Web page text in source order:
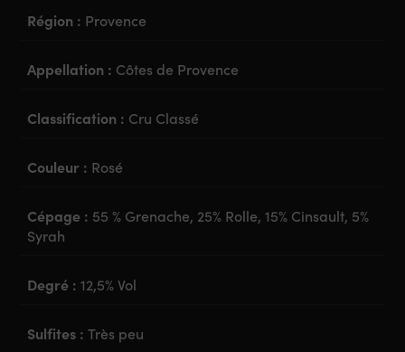
Région : Provence
Appellation : Côtes de Provence
Classification : Cru Classé
Couleur : Rosé
Cépage : 55 % Grenache, 25% Rolle, 15% Cinsault, 5%
Syrah
Degré :12,5% Vol
Sulfites :Très peu